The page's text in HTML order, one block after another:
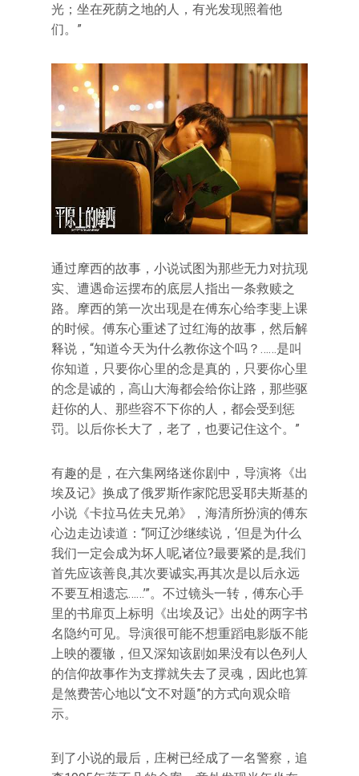
光；坐在死荫之地的人，有光发现照着他
们。”
通过摩西的故事，小说试图为那些无力对抗现
实、遭遇命运摆布的底层人指出一条救赎之
路。摩西的第一次出现是在傅东心给李斐上课
的时候。傅东心重述了过红海的故事，然后解
释说，“知道今天为什么教你这个吗？……是叫
你知道，只要你心里的念是真的，只要你心里
的念是诚的，高山大海都会给你让路，那些驱
赶你的人、那些容不下你的人，都会受到惩
罚。以后你长大了，老了，也要记住这个。”
有趣的是，在六集网络迷你剧中，导演将《出
埃及记》换成了俄罗斯作家陀思妥耶夫斯基的
小说《卡拉马佐夫兄弟》，海清所扮演的傅东
心边走边读道：“阿辽沙继续说，‘但是为什么
我们一定会成为坏人呢,诸位?最要紧的是,我们
首先应该善良,其次要诚实,再其次是以后永远
不要互相遗忘……’”。不过镜头一转，傅东心手
里的书扉页上标明《出埃及记》出处的两字书
名隐约可见。导演很可能不想重蹈电影版不能
上映的覆辙，但又深知该剧如果没有以色列人
的信仰故事作为支撑就失去了灵魂，因此也算
是煞费苦心地以“文不对题”的方式向观众暗
示。
到了小说的最后，庄树已经成了一名警察，追